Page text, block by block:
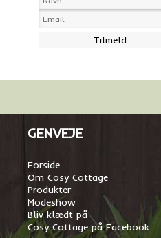
GENVEJE
Forside
Om Cosy Cottage
Produkter
Modeshow
Bliv klædt på
Cosy Cottage på Facebook